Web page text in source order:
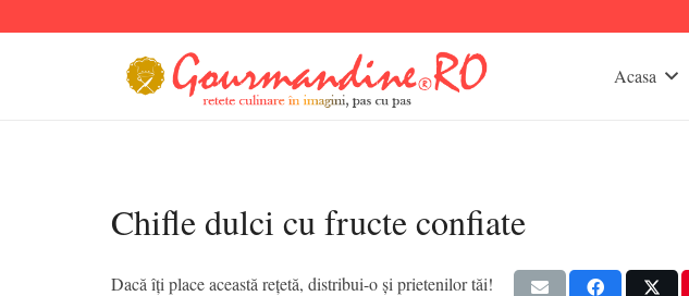
Acasa
Chifle dulci cu fructe confiate
Dacă îți place această rețetă, distribui-o și prietenilor tăi!